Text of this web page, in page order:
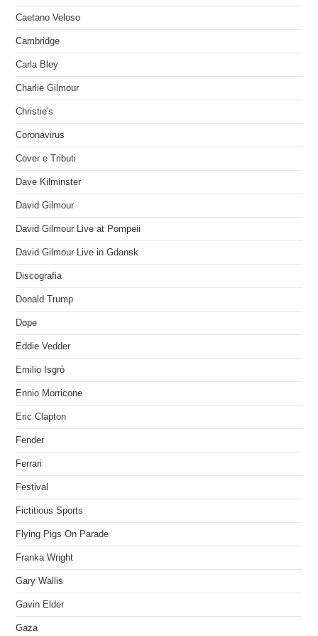
Caetano Veloso
Cambridge
Carla Bley
Charlie Gilmour
Christie's
Coronavirus
Cover e Tributi
Dave Kilminster
David Gilmour
David Gilmour Live at Pompeii
David Gilmour Live in Gdansk
Discografia
Donald Trump
Dope
Eddie Vedder
Emilio Isgrò
Ennio Morricone
Eric Clapton
Fender
Ferrari
Festival
Fictitious Sports
Flying Pigs On Parade
Franka Wright
Gary Wallis
Gavin Elder
Gaza